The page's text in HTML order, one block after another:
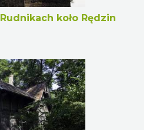
koło Rędzin